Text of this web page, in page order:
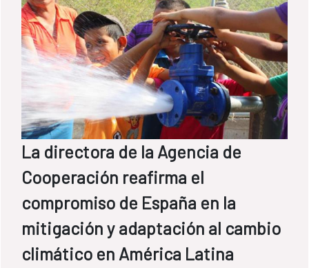
La directora de la Agencia de
Cooperación reafirma el
compromiso de España en la
mitigación y adaptación al cambio
climático en América Latina